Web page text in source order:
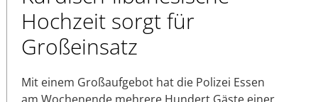
Hochzeit sorgt für
Großeinsatz
Mit einem Großaufgebot hat die Polizei Essen